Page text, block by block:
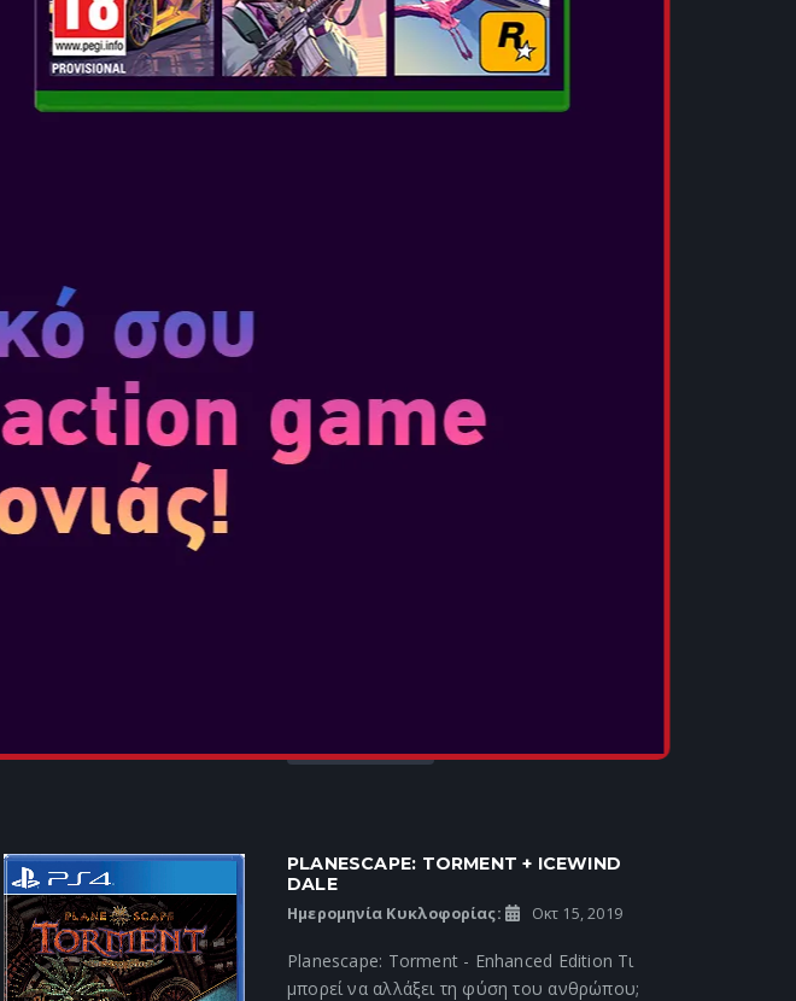
BRAVELY DEFAULT II
Ημερομηνία Κυκλοφορίας: Φεβ 26, 2021
Τέσσερις Ήρωες, τέσσερις κρύσταλλοι, μια
επική περιπέτεια Ενώσου με τους Ήρωες του
NEVERWINTER NIGHTS
Ημερομηνία Κυκλοφορίας:
PLANESCAPE: TORMENT + ICEWIND
DALE
Ημερομηνία Κυκλοφορίας: Οκτ 15, 2019
Planescape: Torment - Enhanced Edition Τι
μπορεί να αλλάξει τη φύση του ανθρώπου;